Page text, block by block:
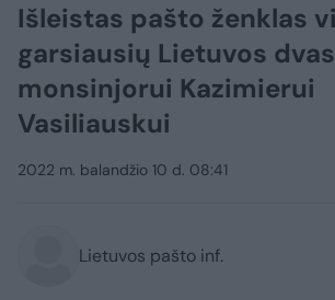
Išleistas pašto ženklas
garsiausių Lietuvos
monsinjorui Kazimierui
Vasiliauskui
2022 m. balandžio 10 d. 08:41
Lietuvos pašto inf.